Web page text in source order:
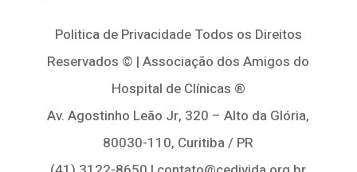
Politica de Privacidade Todos os Direitos
Reservados © | Associação dos Amigos do
Hospital de Clínicas ®
Av. Agostinho Leão Jr, 320 – Alto da Glória,
80030-110, Curitiba / PR